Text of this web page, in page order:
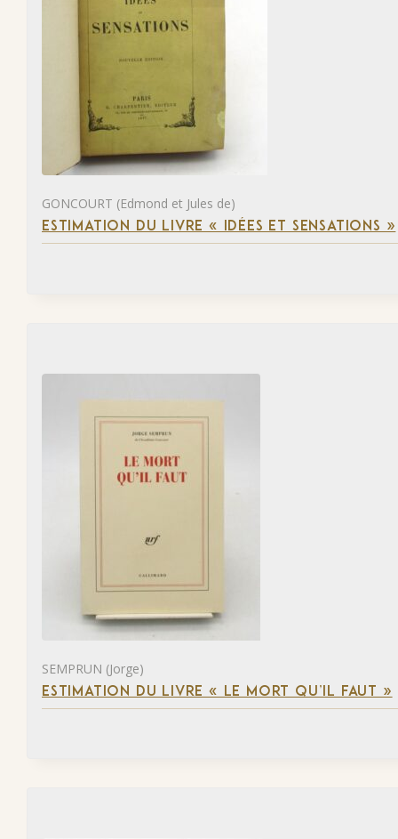
GONCOURT (Edmond et Jules de)
ESTIMATION DU LIVRE « IDÉES ET SENSATIONS »
SEMPRUN (Jorge)
ESTIMATION DU LIVRE « LE MORT QU’IL FAUT »